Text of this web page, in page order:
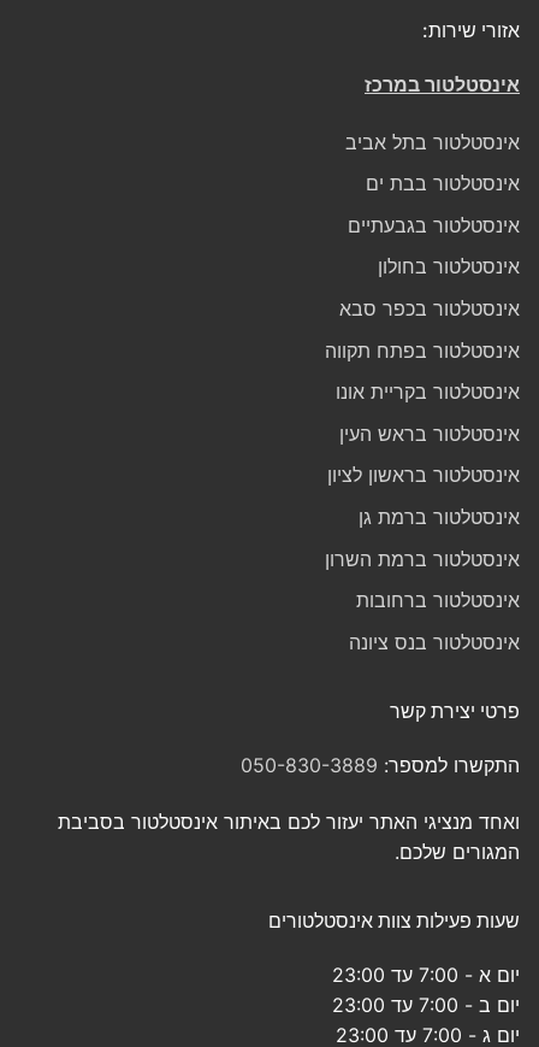
אזורי שירות:
אינסטלטור במרכז
אינסטלטור בתל אביב
אינסטלטור בבת ים
אינסטלטור בגבעתיים
אינסטלטור בחולון
אינסטלטור בכפר סבא
אינסטלטור בפתח תקווה
אינסטלטור בקריית אונו
אינסטלטור בראש העין
אינסטלטור בראשון לציון
אינסטלטור ברמת גן
אינסטלטור ברמת השרון
אינסטלטור ברחובות
אינסטלטור בנס ציונה
פרטי יצירת קשר
התקשרו למספר: 050-830-3889
ואחד מנציגי האתר יעזור לכם באיתור אינסטלטור בסביבת
המגורים שלכם.
שעות פעילות צוות אינסטלטורים
יום א - 7:00 עד 23:00
יום ב - 7:00 עד 23:00
יום ג - 7:00 עד 23:00